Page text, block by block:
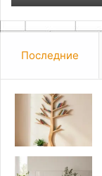
Последние